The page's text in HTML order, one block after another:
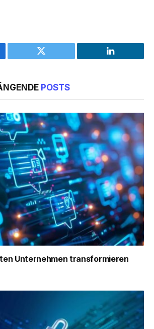
Twitter LinkedIn
POSTS
Unternehmen transformieren